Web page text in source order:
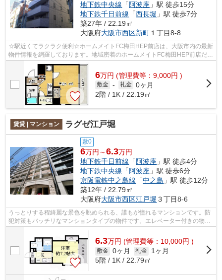
地下鉄中央線 「 阿波座 」駅 徒歩15分
地下鉄千日前線 「西長堀 」駅 徒歩7分
築27年 / 22.19㎡
大阪府大阪市西区新町 １丁目8-8
☆駅近くてラクラク便利☆ホームメイトFC梅田HEP前店は、大阪市内の最新
物件情報を網羅しております。地域密着のホームメイトFC梅田HEP前店だか
らできるお部屋探し品質であなたの理想の...
6万円 (管理費等：9,000円 )
敷金 - 礼金 0ヶ月
2階 / 1K / 22.19㎡
賃貸 | マンション ラグゼ江戸堀
敷0
6万円～6.3万円
地下鉄千日前線 「 阿波座 」駅 徒歩4分
地下鉄中央線 「 阿波座 」駅 徒歩6分
京阪電鉄中之島線 「中之島 」駅 徒歩12分
築12年 / 22.79㎡
大阪府大阪市西区江戸堀 ３丁目8-6
うっとりする程綺麗な景色を眺められる、誰もが憧れるマンションです。防
犯対策もバッチリなマンションタイプの物件です。エレベーター付きの物件
です。10階建てで街並みにも馴染んだ...
6.3万円 (管理費等：10,000円 )
敷金 0ヶ月 礼金
1ヶ月
5階 / 1K / 22.79㎡